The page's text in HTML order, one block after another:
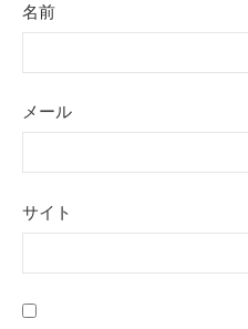
名前
メール
サイト